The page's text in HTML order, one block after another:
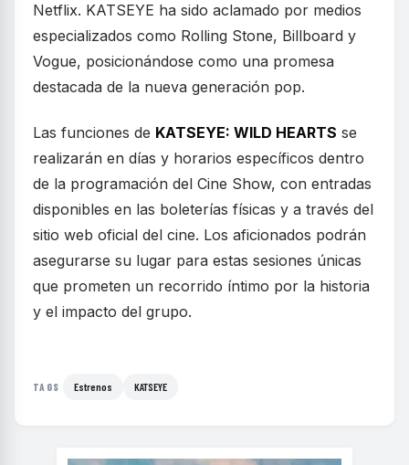
Netflix. KATSEYE ha sido aclamado por medios
especializados como Rolling Stone, Billboard y
Vogue, posicionándose como una promesa
destacada de la nueva generación pop.
Las funciones de KATSEYE: WILD HEARTS se
realizarán en días y horarios específicos dentro
de la programación del Cine Show, con entradas
disponibles en las boleterías físicas y a través del
sitio web oficial del cine. Los aficionados podrán
asegurarse su lugar para estas sesiones únicas
que prometen un recorrido íntimo por la historia
y el impacto del grupo.
TAGS Estrenos KATSEYE